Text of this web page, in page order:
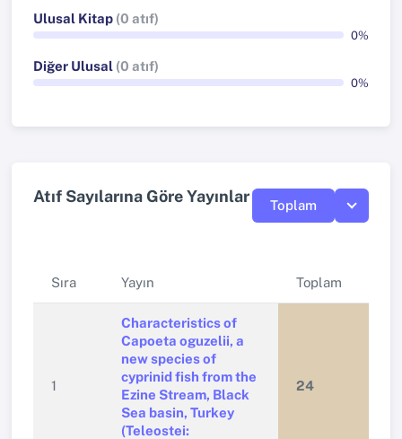
Ulusal Kitap (0 atıf)
0%
Diğer Ulusal (0 atıf)
0%
Atıf Sayılarına Göre Yayınlar Toplam
Sıra Yayın Toplam
1
Characteristics of
Capoeta oguzelii, a
new species of
cyprinid fish from the
Ezine Stream, Black
Sea basin, Turkey
(Teleostei:
24